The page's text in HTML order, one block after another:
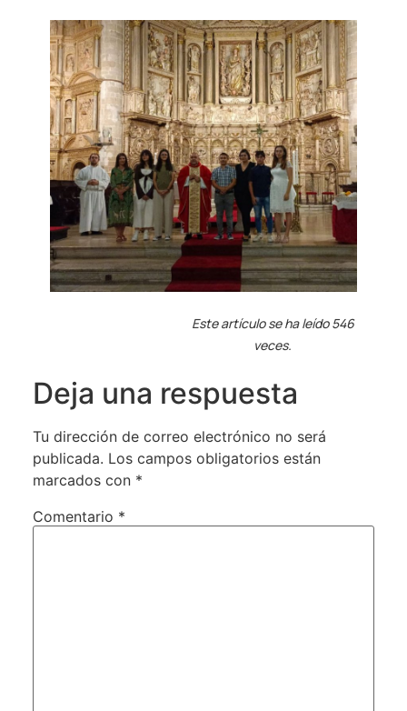
Este artículo se ha leído 546
veces.
Deja una respuesta
Tu dirección de correo electrónico no será
publicada. Los campos obligatorios están
marcados con *
Comentario *